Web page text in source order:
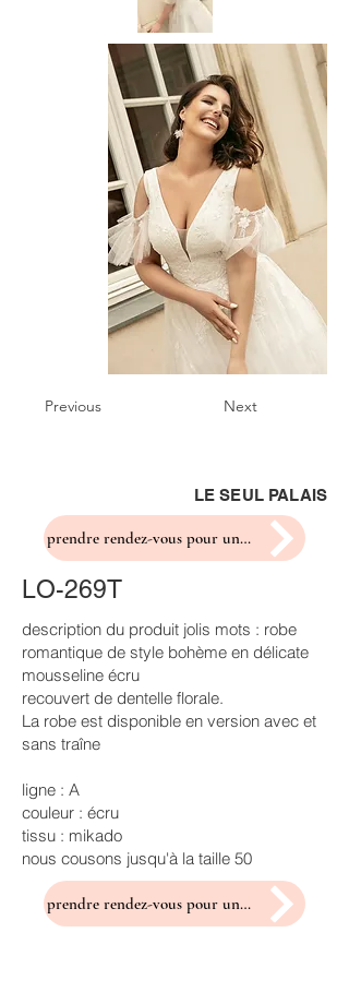
Previous Next
LE SEUL PALAIS
prendre rendez-vous pour un essayage
LO-269T
description du produit jolis mots : robe
romantique de style bohème en délicate
mousseline écru
recouvert de dentelle florale.
La robe est disponible en version avec et
sans traîne
ligne : A
couleur : écru
tissu : mikado
nous cousons jusqu'à la taille 50
prendre rendez-vous pour un essayage